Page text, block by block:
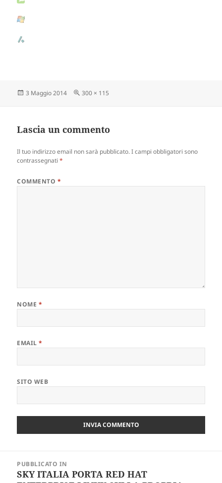
Scritto
3 Maggio 2014
Dimensione
300 × 115
Lascia un commento
Il tuo indirizzo email non sarà pubblicato. I campi obbligatori sono
contrassegnati*
COMMENTO *
NOME *
EMAIL*
SITO WEB
articoli
PUBBLICATO IN
SKY ITALIA PORTA RED HAT